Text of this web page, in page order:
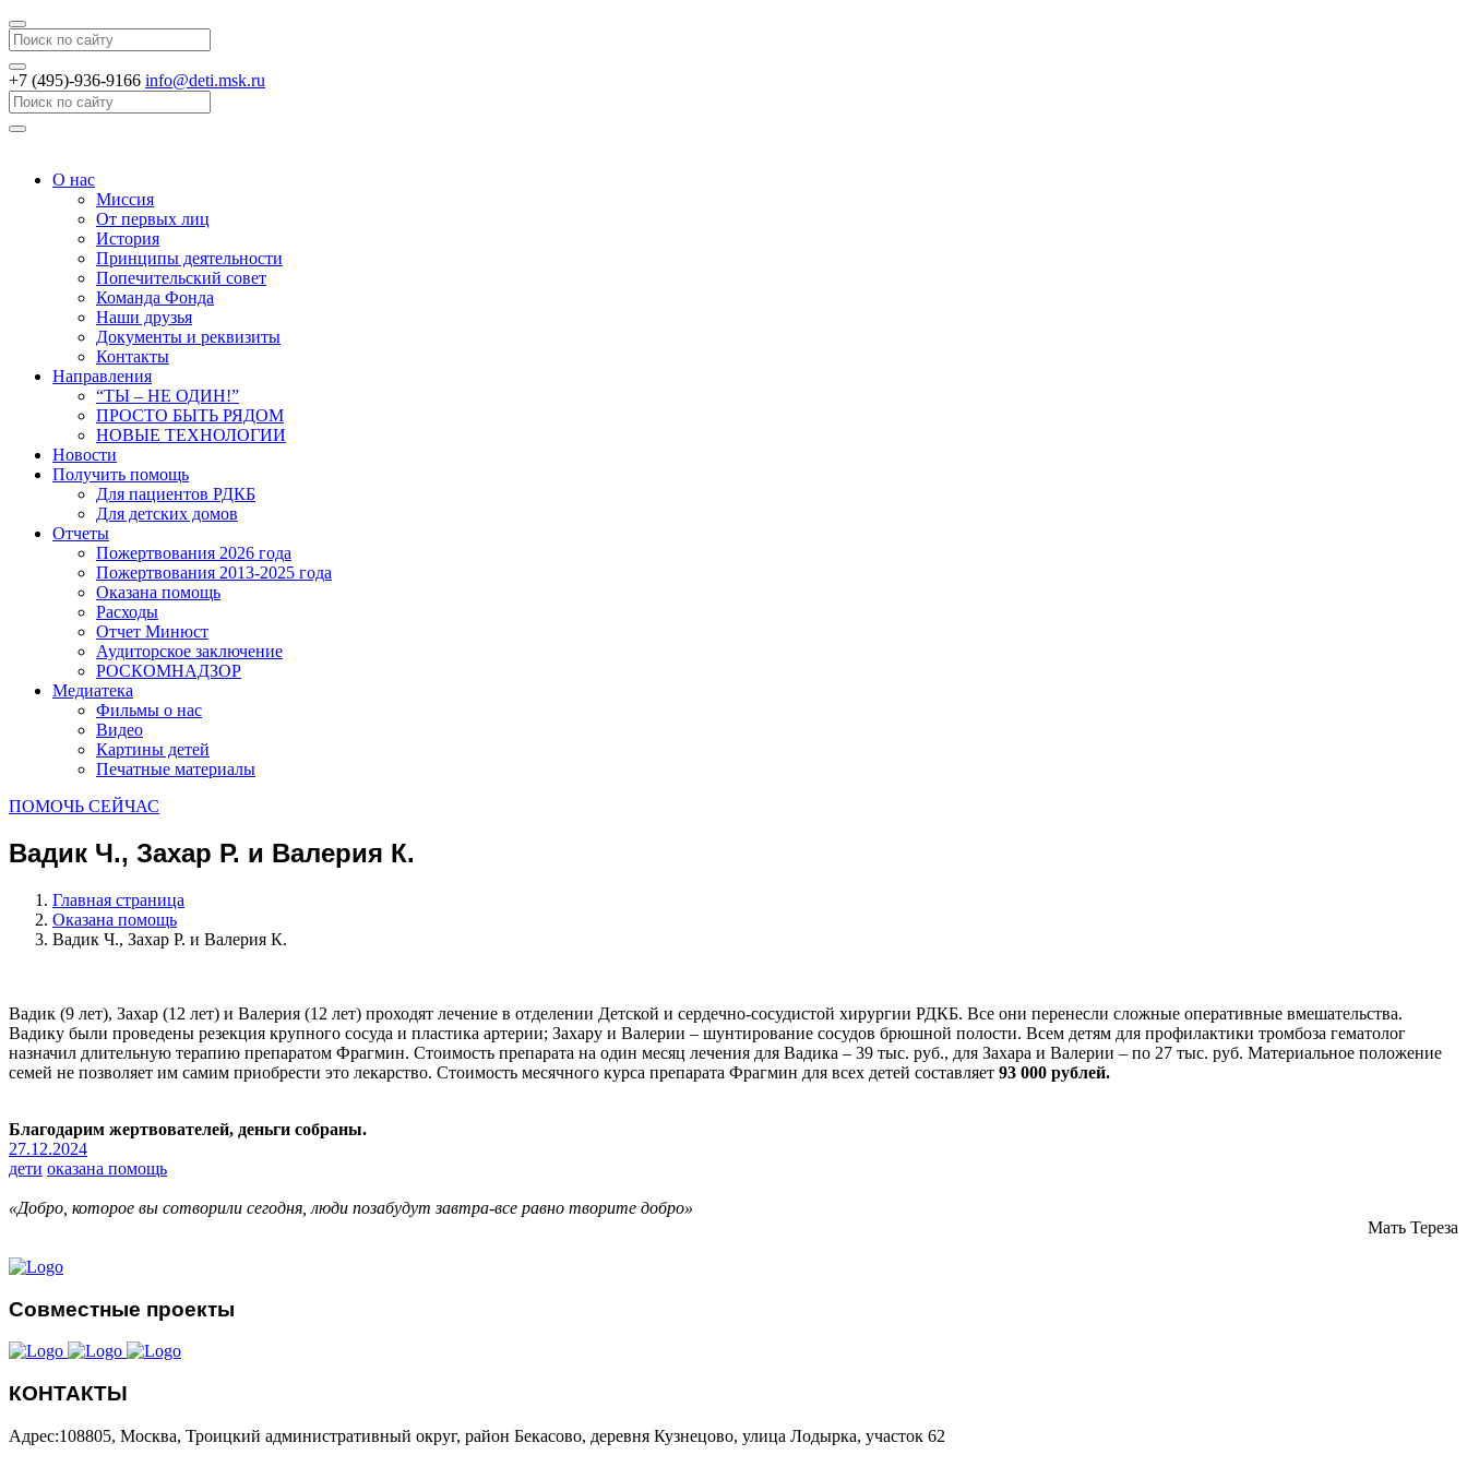
Search
+7 (495)-936-9166 info@deti.msk.ru
Search
О нас
Миссия
От первых лиц
История
Принципы деятельности
Попечительский совет
Команда Фонда
Наши друзья
Документы и реквизиты
Контакты
Направления
“ТЫ – НЕ ОДИН!”
ПРОСТО БЫТЬ РЯДОМ
НОВЫЕ ТЕХНОЛОГИИ
Новости
Получить помощь
Для пациентов РДКБ
Для детских домов
Отчеты
Пожертвования 2026 года
Пожертвования 2013-2025 года
Оказана помощь
Расходы
Отчет Минюст
Аудиторское заключение
РОСКОМНАДЗОР
Медиатека
Фильмы о нас
Видео
Картины детей
Печатные материалы
ПОМОЧЬ СЕЙЧАС
Вадик Ч., Захар Р. и Валерия К.
Главная страница
Оказана помощь
Вадик Ч., Захар Р. и Валерия К.
Вадик (9 лет), Захар (12 лет) и Валерия (12 лет) проходят лечение в отделении Детской и сердечно-сосудистой хирургии РДКБ. Все они перенесли сложные оперативные вмешательства.
Вадику были проведены резекция крупного сосуда и пластика артерии; Захару и Валерии – шунтирование сосудов брюшной полости. Всем детям для профилактики тромбоза гематолог
назначил длительную терапию препаратом Фрагмин. Стоимость препарата на один месяц лечения для Вадика – 39 тыс. руб., для Захара и Валерии – по 27 тыс. руб. Материальное положение
семей не позволяет им самим приобрести это лекарство. Стоимость месячного курса препарата Фрагмин для всех детей составляет 93 000 рублей.
Благодарим жертвователей, деньги собраны.
27.12.2024
дети оказана помощь
«Добро, которое вы сотворили сегодня, люди позабудут завтра-все равно творите добро»
Мать Тереза
Совместные проекты
КОНТАКТЫ
Адрес:108805, Москва, Троицкий административный округ, район Бекасово, деревня Кузнецово, улица Лодырка, участок 62